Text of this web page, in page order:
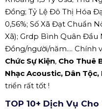
Đồng; Tỷ Lệ Đô Thị Hóa
0,56%; Số Xã Đạt Chuẩn
Xã); Grdp Bình Quân Đầu
Đồng/người/năm.... Chính
Chức Sự Kiện, Cho Thuê
Nhạc Acoustic, Dân Tộc,
triển rất tốt !
TOP 10+ Dịch Vụ